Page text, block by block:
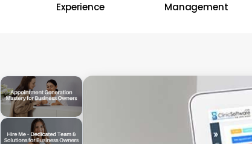
Experience
Management